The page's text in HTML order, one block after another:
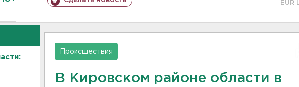
EUR
Происшествия
В Кировском районе области в